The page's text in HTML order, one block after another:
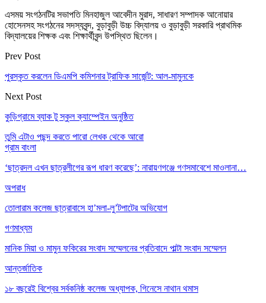
এসময় সংগঠনটির সভাপতি মিনহাজুল আবেদীন মুরাদ, সাধারণ সম্পাদক আনোয়ার
হোসেনসহ সংগঠনের সদস্যবৃন্দ, বুড়াবুড়ী উচ্চ বিদ্যালয় ও বুড়াবুড়ী সরকারি প্রাথমিক
বিদ্যালয়ের শিক্ষক এবং শিক্ষার্থীবৃন্দ উপস্থিত ছিলেন।
Prev Post
পুরস্কৃত করলেন ডিএমপি কমিশনার ট্রাফিক সার্জেন্ট: আল-মামুনকে
Next Post
কুড়িগ্রামে ব্যাক টু স্কুল ক্যাম্পেইন অনুষ্ঠিত
তুমি এটাও পছন্দ করতে পারো লেখক থেকে আরো
গ্রাম বাংলা
‘ছাত্রদল এখন ছাত্রলীগের রূপ ধারণ করেছে’: নারায়ণগঞ্জে গণসমাবেশে মাওলানা…
অপরাধ
তোলারাম কলেজ ছাত্রাবাসে হা’মলা-লু’টপাটের অভিযোগ
গণমাধ্যম
মানিক মিয়া ও মামুন ফকিরের সংবাদ সম্মেলনের প্রতিবাদে পাল্টা সংবাদ সম্মেলন
আন্তর্জাতিক
১৮ বছরেই বিশ্বের সর্বকনিষ্ঠ কলেজ অধ্যাপক, গিনেসে নাথান থমাস